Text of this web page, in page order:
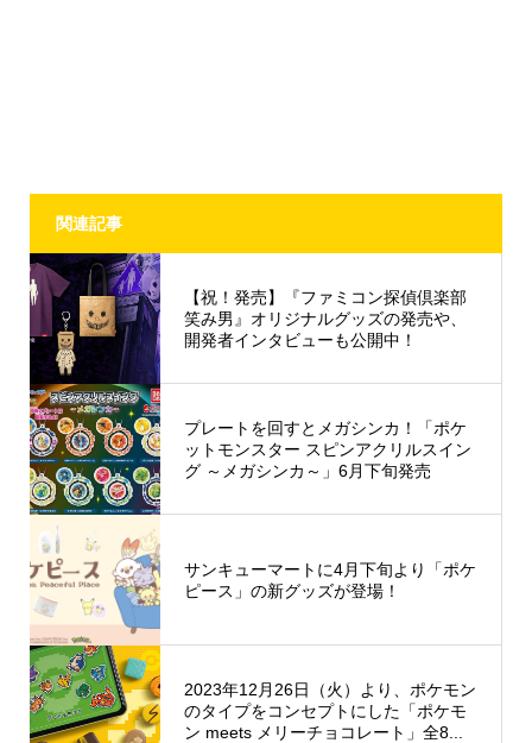
関連記事
【祝！発売】『ファミコン探偵倶楽部
笑み男』オリジナルグッズの発売や、
開発者インタビューも公開中！
プレートを回すとメガシンカ！「ポケ
ットモンスター スピンアクリルスイン
グ ～メガシンカ～」6月下旬発売
サンキューマートに4月下旬より「ポケ
ピース」の新グッズが登場！
2023年12月26日（火）より、ポケモン
のタイプをコンセプトにした「ポケモ
ン meets メリーチョコレート」全8...